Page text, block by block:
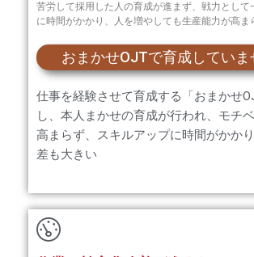
苦労して採用した人の育成が進まず、戦力として
に時間がかかり、人を増やしても生産能力が高ま
おまかせOJTで育成していま
仕事を経験させて育成する「おまかせ
し、本人まかせの育成が行われ、モチ
高まらず、スキルアップに時間がかか
差も大きい